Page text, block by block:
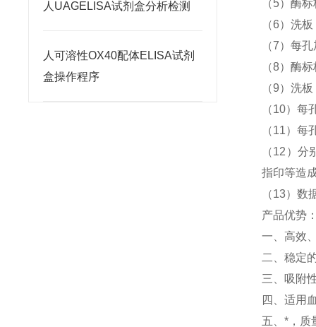
人UAGELISA试剂盒分析检测
人可溶性OX40配体ELISA试剂
盒操作程序
（5）酶
（6）洗
（7）每
（8）酶
（9）洗
（10）
（11）
（12）
指印等造
（13）
产品优势
一、高效
二、稳定
三、吸附
四、适用
五、*，质